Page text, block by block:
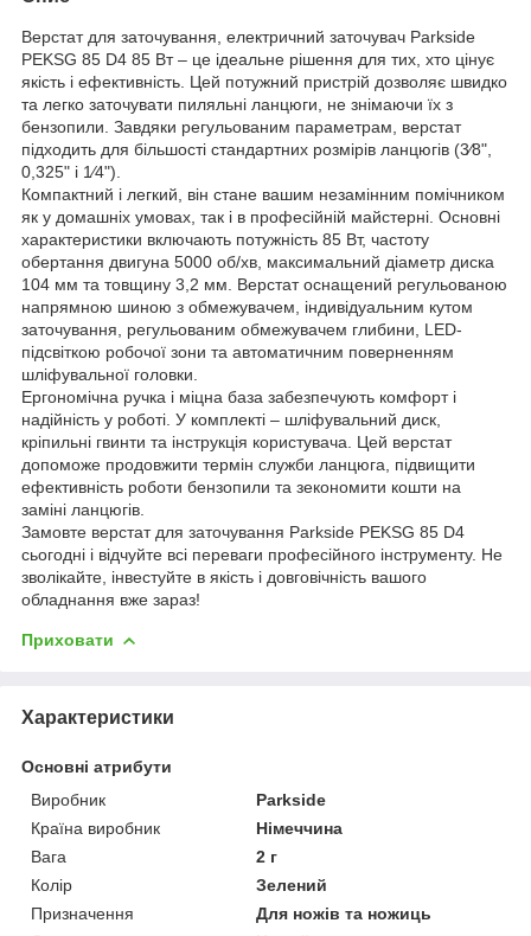
Верстат для заточування, електричний заточувач Parkside
PEKSG 85 D4 85 Вт – це ідеальне рішення для тих, хто цінує
якість і ефективність. Цей потужний пристрій дозволяє швидко
та легко заточувати пиляльні ланцюги, не знімаючи їх з
бензопили. Завдяки регульованим параметрам, верстат
підходить для більшості стандартних розмірів ланцюгів (3⁄8",
0,325" і 1⁄4").
Компактний і легкий, він стане вашим незамінним помічником
як у домашніх умовах, так і в професійній майстерні. Основні
характеристики включають потужність 85 Вт, частоту
обертання двигуна 5000 об/хв, максимальний діаметр диска
104 мм та товщину 3,2 мм. Верстат оснащений регульованою
напрямною шиною з обмежувачем, індивідуальним кутом
заточування, регульованим обмежувачем глибини, LED-
підсвіткою робочої зони та автоматичним поверненням
шліфувальної головки.
Ергономічна ручка і міцна база забезпечують комфорт і
надійність у роботі. У комплекті – шліфувальний диск,
кріпильні гвинти та інструкція користувача. Цей верстат
допоможе продовжити термін служби ланцюга, підвищити
ефективність роботи бензопили та зекономити кошти на
заміні ланцюгів.
Замовте верстат для заточування Parkside PEKSG 85 D4
сьогодні і відчуйте всі переваги професійного інструменту. Не
зволікайте, інвестуйте в якість і довговічність вашого
обладнання вже зараз!
Приховати
Характеристики
Основні атрибути
Виробник
Parkside
Країна виробник
Німеччина
Вага
2 г
Колір
Зелений
Призначення
Для ножів та ножиць